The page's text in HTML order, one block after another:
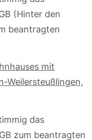
(Hinter den
beantragten
mit
Weilersteußlingen,
das
zum beantragten